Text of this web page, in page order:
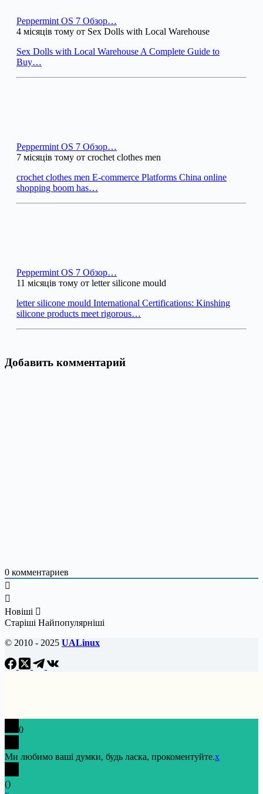
Peppermint OS 7 Обзор…
4 місяців тому от Sex Dolls with Local Warehouse
Sex Dolls with Local Warehouse A Complete Guide to
Buy…
Peppermint OS 7 Обзор…
7 місяців тому от crochet clothes men
crochet clothes men E-commerce Platforms China online
shopping boom has…
Peppermint OS 7 Обзор…
11 місяців тому от letter silicone mould
letter silicone mould International Certifications: Kinshing
silicone products meet rigorous…
Добавить комментарий
0 комментариев
Новіші
Старіші Найпопулярніші
© 2010 - 2025 UALinux
0
Ми любимо ваші думки, будь ласка, прокоментуйте.x
()